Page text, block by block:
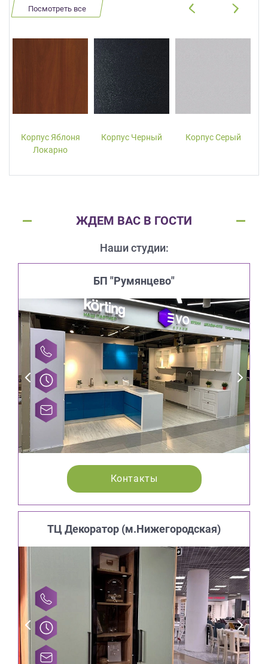
Посмотреть все
Корпус Яблоня
Локарно
Корпус Черный Корпус Серый
ЖДЕМ ВАС В ГОСТИ
Наши студии:
БП "Румянцево"
Контакты
ТЦ Декоратор (м.Нижегородская)